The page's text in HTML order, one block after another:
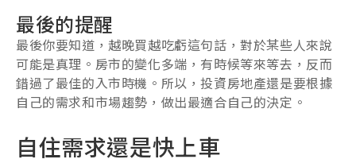
最後的提醒
最後你要知道，越晚買越吃虧這句話，對於某些人來說
可能是真理。房市的變化多端，有時候等來等去，反而
錯過了最佳的入市時機。所以，投資房地產還是要根據
自己的需求和市場趨勢，做出最適合自己的決定。
自住需求還是快上車